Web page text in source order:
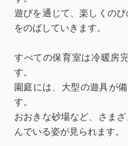
遊びを通じて、楽しくの
をのばしていきます。
すべての保育室は冷暖房
す。
園庭には、大型の遊具が
す。
おおきな砂場など、さま
んでいる姿が見られます。